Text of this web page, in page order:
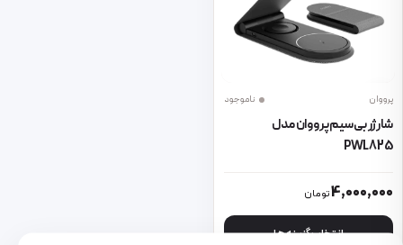
پرووان ناموجود
شارژر بی سیم پرووان مدل
PWL825
4,000,000تومان
انتخاب گزینه ها
این محصول دارای انواع مختلفی می باشد. گزینه ها ممکن است در